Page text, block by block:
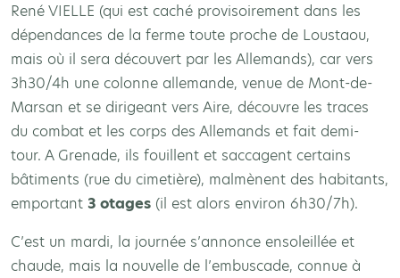
René VIELLE (qui est caché provisoirement dans les
dépendances de la ferme toute proche de Loustaou,
mais où il sera découvert par les Allemands), car vers
3h30/4h une colonne allemande, venue de Mont-de-
Marsan et se dirigeant vers Aire, découvre les traces
du combat et les corps des Allemands et fait demi-
tour. A Grenade, ils fouillent et saccagent certains
bâtiments (rue du cimetière), malmènent des habitants,
emportant 3 otages (il est alors environ 6h30/7h).
C’est un mardi, la journée s’annonce ensoleillée et
chaude, mais la nouvelle de l’embuscade, connue à